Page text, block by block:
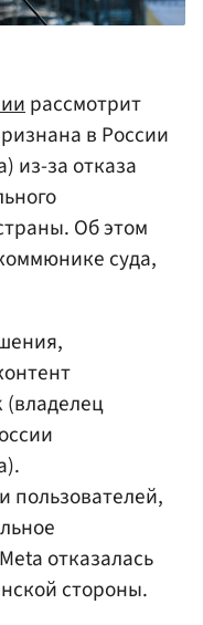
рассмотрит
в России
из-за отказа
Об этом
суда,
(владелец
пользователей,
отказалась
стороны.